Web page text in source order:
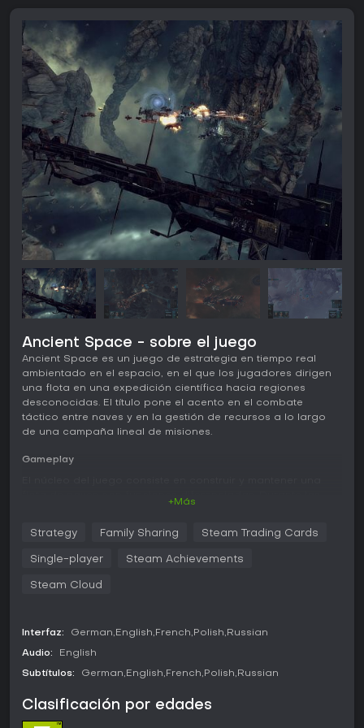
Ancient Space - sobre el juego
Ancient Space es un juego de estrategia en tiempo real
ambientado en el espacio, en el que los jugadores dirigen
una flota en una expedición científica hacia regiones
desconocidas. El título pone el acento en el combate
táctico entre naves y en la gestión de recursos a lo largo
de una campaña lineal de misiones.
Gameplay
toda la campaña. El posicionamiento táctico resulta
decisivo en los enfrentamientos contra piratas y fuerzas
contramedidas y la colocación de unidades frente a la
de una lista que crece con el avance de la partida. Estos
personajes aportan habilidades especiales que influyen
tanto en el combate como en los objetivos. Las mejoras de
rendimiento según las preferencias del jugador y las
necesidades de cada misión. Los objetivos varían entre
+Más
Strategy Family Sharing Steam Trading Cards
Single-player Steam Achievements
Steam Cloud
Interfaz: German English French Polish Russian
Audio: English
Subtítulos: German English French Polish Russian
Clasificación por edades